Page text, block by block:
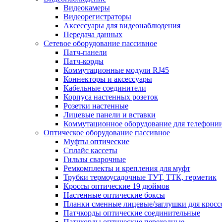
Видеокамеры
Видеорегистраторы
Аксессуары для видеонаблюдения
Передача данных
Сетевое оборудование пассивное
Патч-панели
Патч-корды
Коммутационные модули RJ45
Коннекторы и аксессуары
Кабельные соединители
Корпуса настенных розеток
Розетки настенные
Лицевые панели и вставки
Коммутационное оборудование для
Оптическое оборудование пассивное
Муфты оптические
Сплайс кассеты
Гильзы сварочные
Ремкомплекты и крепления для муфт
Трубки термоусадочные ТУТ, ТТК, герметик
Кроссы оптические 19 дюймов
Настенные оптические боксы
Планки сменные лицевые/заглушки для
Патчкорды оптические соединительные